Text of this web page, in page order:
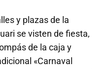
y plazas de la
se visten de fiesta,
de la caja y
«Carnaval